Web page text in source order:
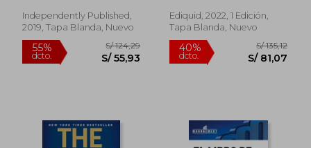
Independently Published,
2019, Tapa Blanda, Nuevo
Ediquid, 2022, 1 Edición,
Tapa Blanda, Nuevo